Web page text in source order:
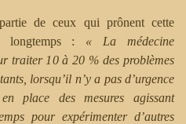
de ceux qui prônent cette
longtemps : « La médecine
traiter 10 à 20 % des problèmes
lorsqu’il n’y a pas d’urgence
place des mesures agissant
pour expérimenter d’autres